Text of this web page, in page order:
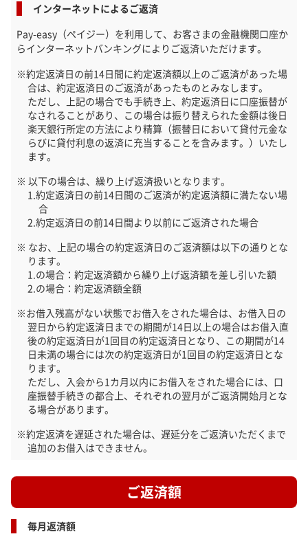
インターネットによるご返済
Pay-easy（ペイジー）を利用して、お客さまの金融機関口座か
らインターネットバンキングによりご返済いただけます。
約定返済日の前14日間に約定返済額以上のご返済があった場
合は、約定返済日のご返済があったものとみなします。
ただし、上記の場合でも手続き上、約定返済日に口座振替が
なされることがあり、この場合は振り替えられた金額は後日
楽天銀行所定の方法により精算（振替日において貸付元金な
らびに貸付利息の返済に充当することを含みます。）いたし
ます。
以下の場合は、繰り上げ返済扱いとなります。
約定返済日の前14日間のご返済が約定返済額に満たない場
合
約定返済日の前14日間より以前にご返済された場合
なお、上記の場合の約定返済日のご返済額は以下の通りとな
ります。
の場合：約定返済額から繰り上げ返済額を差し引いた額
の場合：約定返済額全額
お借入残高がない状態でお借入をされた場合は、お借入日の
翌日から約定返済日までの期間が14日以上の場合はお借入直
後の約定返済日が1回目の約定返済日となり、この期間が14
日未満の場合には次の約定返済日が1回目の約定返済日とな
ります。
ただし、入会から1カ月以内にお借入をされた場合には、口
座振替手続きの都合上、それぞれの翌月がご返済開始月とな
る場合があります。
約定返済を遅延された場合は、遅延分をご返済いただくまで
追加のお借入はできません。
ご返済額
毎月返済額